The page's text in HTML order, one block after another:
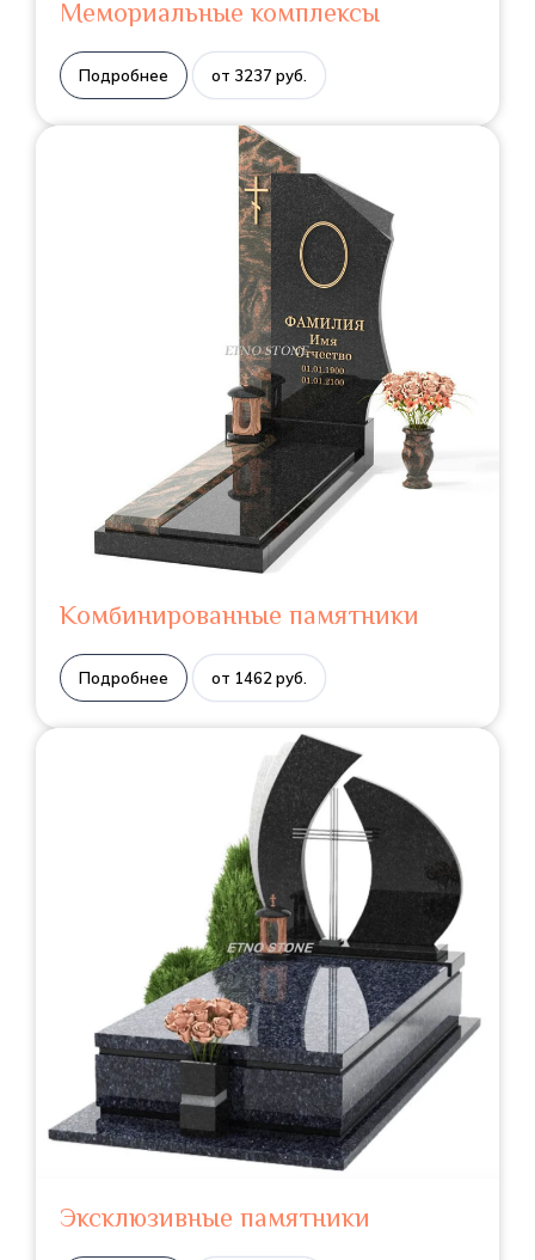
Мемориальные комплексы
Подробнее от 3237 руб.
Комбинированные памятники
Подробнее от 1462 руб.
Эксклюзивные памятники